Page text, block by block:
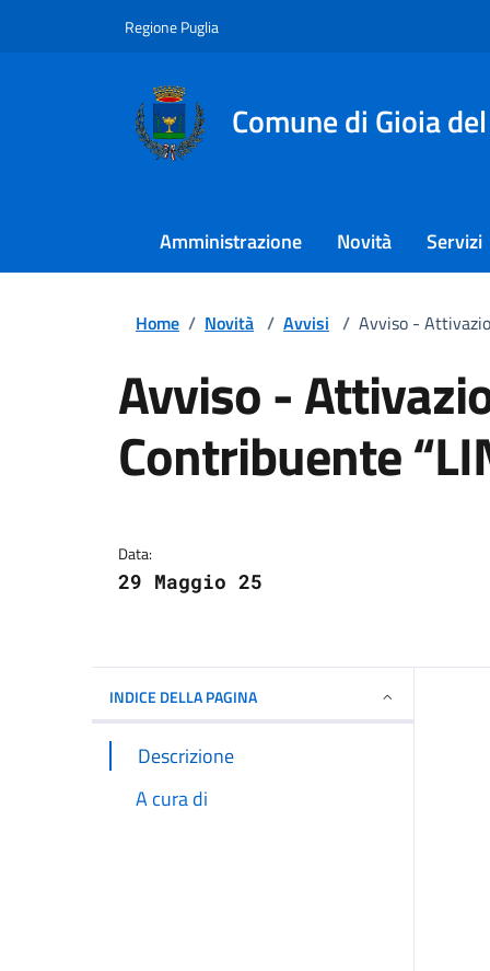
Regione Puglia
Comune di Gioia
Amministrazione Novità Servizi
Home / Novità / Avvisi / Avviso -
Avviso -
Contribuente
Data:
29 Maggio 25
INDICE DELLA PAGINA
Descrizione
A cura di